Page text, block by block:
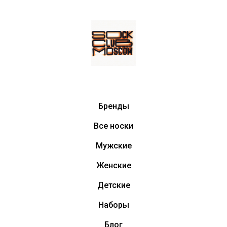
Бренды
Все носки
Мужские
Женские
Детские
Наборы
Блог